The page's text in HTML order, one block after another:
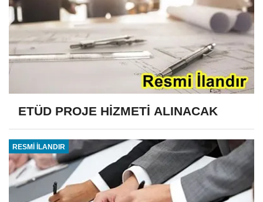
ETÜD PROJE HİZMETİ ALINACAK
RESMİ İLANDIR